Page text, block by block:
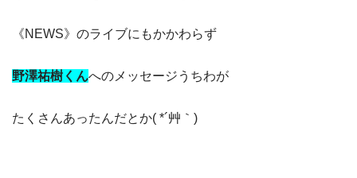
《NEWS》のライブにもかかわらず
野澤祐樹くんへのメッセージうちわが
たくさんあったんだとか( *´艸｀)